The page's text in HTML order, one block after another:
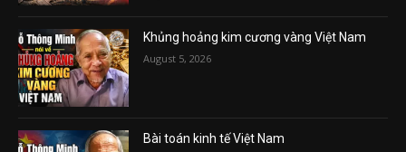
Khủng hoảng kim cương vàng Việt Nam
August 5, 2026
Bài toán kinh tế Việt Nam